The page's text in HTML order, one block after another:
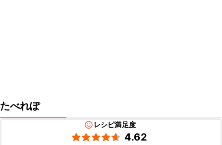
たべれぽ
レシピ満足度
4.62